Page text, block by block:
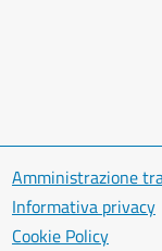
Amministrazione
Informativa privacy
Cookie Policy